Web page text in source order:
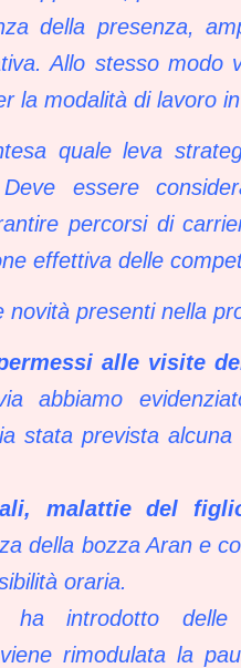
della presenza,
Allo stesso
la modalità di lavoro
quale leva
essere
percorsi di
effettiva delle
novità presenti nella
alle visite
abbiamo
stata prevista
malattie del
della bozza Aran e
oraria.
ha introdotto
rimodulata la